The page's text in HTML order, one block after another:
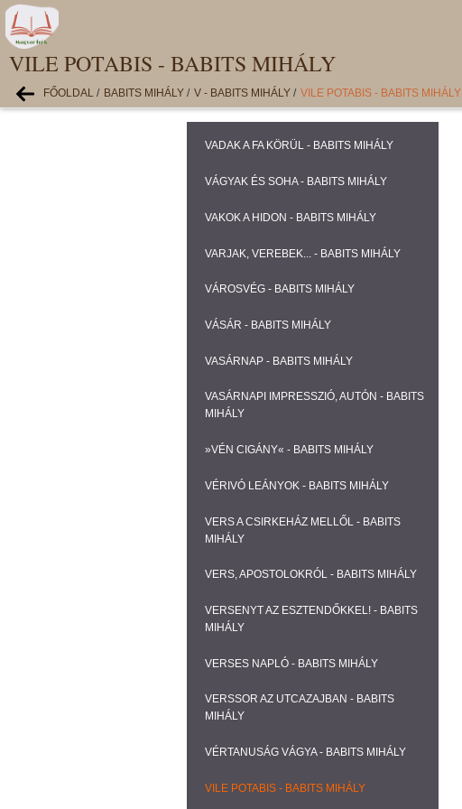
VILE POTABIS - BABITS MIHÁLY
FŐOLDAL / BABITS MIHÁLY / V - BABITS MIHÁLY / VILE POTABIS - BABITS MIHÁLY
VADAK A FA KÖRÜL - BABITS MIHÁLY
VÁGYAK ÉS SOHA - BABITS MIHÁLY
VAKOK A HIDON - BABITS MIHÁLY
VARJAK, VEREBEK... - BABITS MIHÁLY
VÁROSVÉG - BABITS MIHÁLY
VÁSÁR - BABITS MIHÁLY
VASÁRNAP - BABITS MIHÁLY
VASÁRNAPI IMPRESSZIÓ, AUTÓN - BABITS
MIHÁLY
»VÉN CIGÁNY« - BABITS MIHÁLY
VÉRIVÓ LEÁNYOK - BABITS MIHÁLY
VERS A CSIRKEHÁZ MELLŐL - BABITS
MIHÁLY
VERS, APOSTOLOKRÓL - BABITS MIHÁLY
VERSENYT AZ ESZTENDŐKKEL! - BABITS
MIHÁLY
VERSES NAPLÓ - BABITS MIHÁLY
VERSSOR AZ UTCAZAJBAN - BABITS
MIHÁLY
VÉRTANUSÁG VÁGYA - BABITS MIHÁLY
VILE POTABIS - BABITS MIHÁLY